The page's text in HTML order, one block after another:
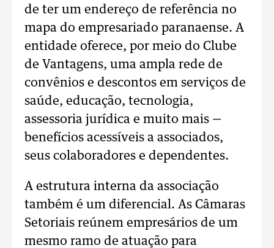
de ter um endereço de referência no
mapa do empresariado paranaense. A
entidade oferece, por meio do Clube
de Vantagens, uma ampla rede de
convênios e descontos em serviços de
saúde, educação, tecnologia,
assessoria jurídica e muito mais —
benefícios acessíveis a associados,
seus colaboradores e dependentes.
A estrutura interna da associação
também é um diferencial. As Câmaras
Setoriais reúnem empresários de um
mesmo ramo de atuação para